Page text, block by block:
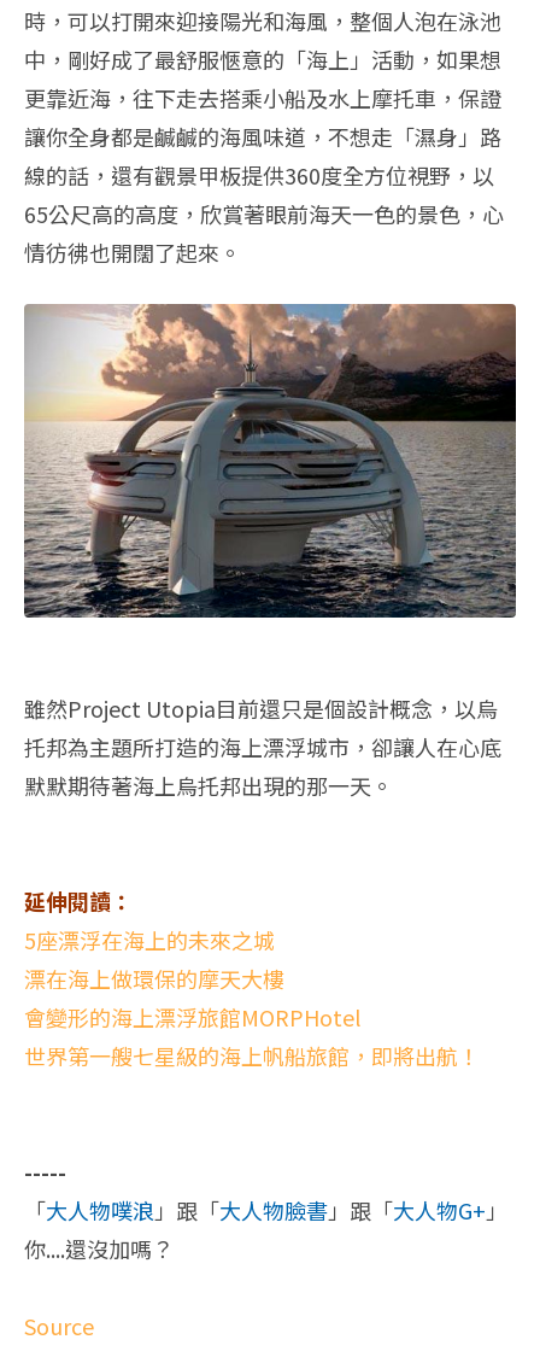
時，可以打開來迎接陽光和海風，整個人泡在泳池
中，剛好成了最舒服愜意的「海上」活動，如果想
更靠近海，往下走去搭乘小船及水上摩托車，保證
讓你全身都是鹹鹹的海風味道，不想走「濕身」路
線的話，還有觀景甲板提供360度全方位視野，以
65公尺高的高度，欣賞著眼前海天一色的景色，心
情彷彿也開闊了起來。
雖然Project Utopia目前還只是個設計概念，以烏
托邦為主題所打造的海上漂浮城市，卻讓人在心底
默默期待著海上烏托邦出現的那一天。
延伸閱讀：
5座漂浮在海上的未來之城
漂在海上做環保的摩天大樓
會變形的海上漂浮旅館MORPHotel
世界第一艘七星級的海上帆船旅館，即將出航！
-----
「大人物噗浪 」跟「大人物臉書」跟「大人物G+ 」
你....還沒加嗎？
Source